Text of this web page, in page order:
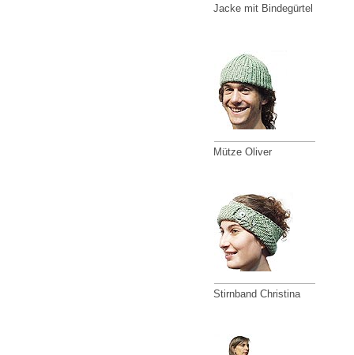
Jacke mit Bindegürtel
Mütze Oliver
Stirnband Christina